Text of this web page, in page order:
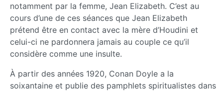
notamment par la femme, Jean Elizabeth. C’est au
cours d’une de ces séances que Jean Elizabeth
prétend être en contact avec la mère d’Houdini et
celui-ci ne pardonnera jamais au couple ce qu’il
considère comme une insulte.
À partir des années 1920, Conan Doyle a la
soixantaine et publie des pamphlets spiritualistes dans